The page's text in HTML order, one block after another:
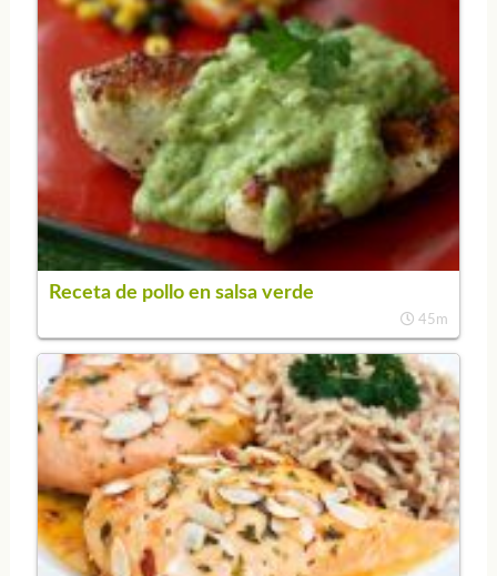
Receta de pollo en salsa verde
45m